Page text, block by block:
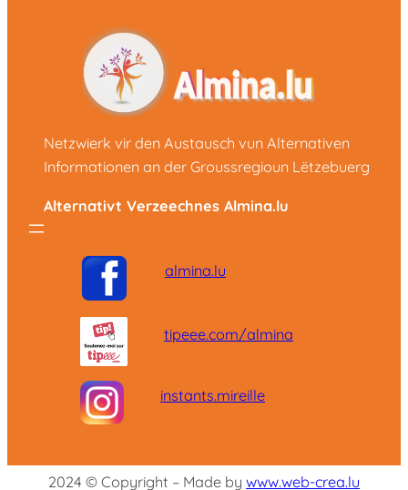
Netzwierk vir den Austausch vun Alternativen
Informationen an der Groussregioun Lëtzebuerg
Alternativt Verzeechnes Almina.lu
almina.lu
tipeee.com/almina
instants.mireille
2024 © Copyright – Made by www.web-crea.lu